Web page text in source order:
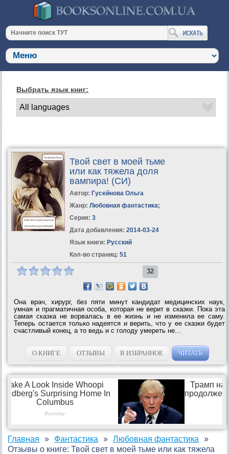
Выбрать язык книг:
Твой свет в моей тьме
или как тяжела доля
вампира! (СИ)
Автор: Гусейнова Ольга
Жанр: Любовная фантастика;
Серия: 3
Дата добавления: 2014-03-24
Язык книги: Русский
Кол-во страниц: 51
32
Она врач, хирург, без пяти минут кандидат медицинских наук,
умная и прагматичная особа, которая не верит в сказки. Пока эта
самая сказка не ворвалась в ее жизнь и не изменила ее саму.
Теперь остается только надеятся и верить, что у ее сказки будет
счастливый конец, а то ведь и с голоду умереть не...
О КНИГЕ ОТЗЫВЫ В ИЗБРАННОЕ ЧИТАТЬ
Главная Фантастика
Любовная фантастика
Отзывы о книге: Твой свет в моей тьме или как тяжела